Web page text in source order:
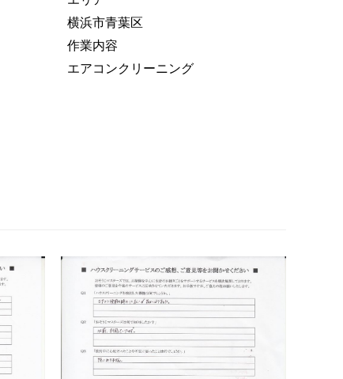
横浜市青葉区
作業内容
エアコンクリーニング